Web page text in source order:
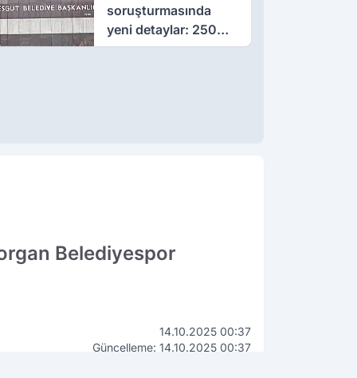
soruşturmasında
yeni detaylar: 250
milyon liralık rüşvet
Belediyespor
14.10.2025 00:37
Güncelleme: 14.10.2025 00:37